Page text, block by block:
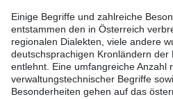
Einige Begriffe und zahlreiche
entstammen den in Österreich
regionalen Dialekten, viele andere
deutschsprachigen Kronländern
entlehnt. Eine umfangreiche Anzahl
verwaltungstechnischer Begriffe
Besonderheiten gehen auf das